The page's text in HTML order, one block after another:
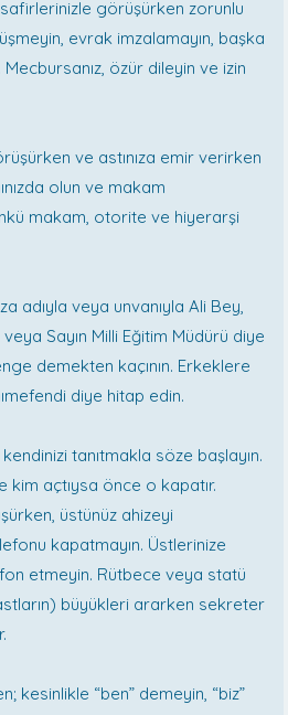
görüşürken zorunlu
evrak imzalamayın, başka
özür dileyin ve izin
ve astınıza emir verirken
olun ve makam
makam, otorite ve hiyerarşi
adıyla veya unvanıyla Ali Bey,
Sayın Milli Eğitim Müdürü diye
demekten kaçının. Erkeklere
diye hitap edin.
tanıtmakla söze başlayın.
kim açtıysa önce o kapatır.
üstünüz ahizeyi
kapatmayın. Üstlerinize
etmeyin. Rütbece veya statü
büyükleri ararken sekreter
kesinlikle “ben” demeyin, “biz”